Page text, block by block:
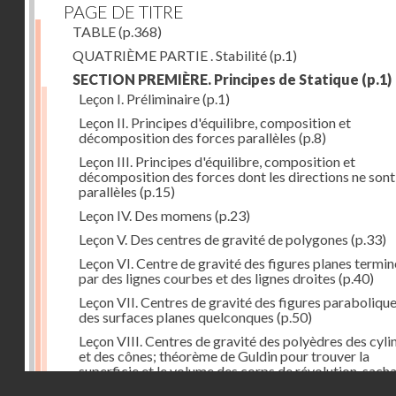
PAGE DE TITRE
TABLE(p.368)
QUATRIÈME PARTIE . Stabilité(p.1)
SECTION PREMIÈRE. Principes de Statique (p.1)
Leçon I. Préliminaire(p.1)
Leçon II. Principes d'équilibre, composition et
décomposition des forces parallèles (p.8)
Leçon III. Principes d'équilibre, composition et
décomposition des forces dont les directions ne
parallèles (p.15)
Leçon IV. Des momens (p.23)
Leçon V. Des centres de gravité de polygones (p.33)
Leçon VI. Centre de gravité des figures planes
par des lignes courbes et des lignes droites (p.40)
Leçon VII. Centres de gravité des figures
des surfaces planes quelconques (p.50)
Leçon VIII. Centres de gravité des polyèdres des
et des cônes; théorème de Guldin pour trouver la
superficie et le volume des corps de révolution,